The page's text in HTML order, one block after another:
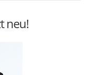
neu!